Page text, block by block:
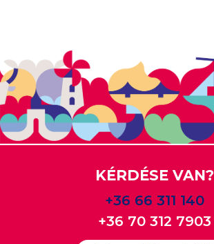
KÉRDÉSE VAN?
+36 66 311 140
+36 70 312 7903